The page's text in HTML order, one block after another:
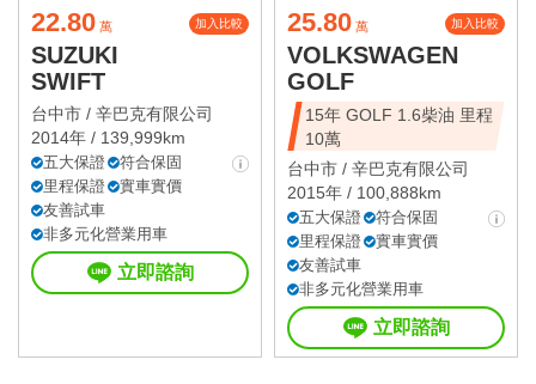
22.80 萬 加入比較
SUZUKI
SWIFT
台中市 / 辛巴克有限公司
2014年 / 139,999km
五大保證
符合保固
里程保證
實車實價
友善試車
非多元化營業用車
立即諮詢
25.80 萬 加入比較
VOLKSWAGEN
GOLF
15年 GOLF 1.6柴油 里程
10萬
台中市 / 辛巴克有限公司
2015年 / 100,888km
五大保證
符合保固
里程保證
實車實價
友善試車
非多元化營業用車
立即諮詢